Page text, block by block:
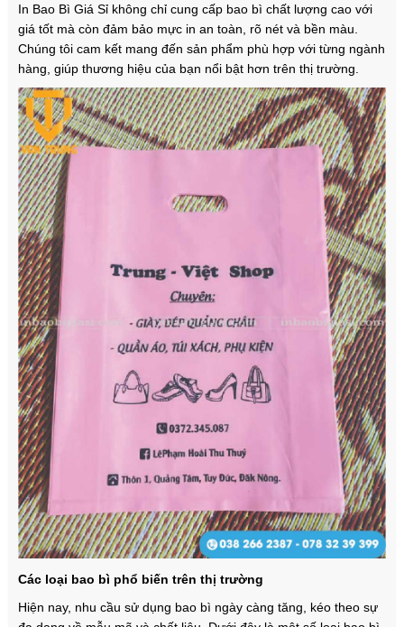
In Bao Bì Giá Sỉ không chỉ cung cấp bao bì chất lượng cao với
giá tốt mà còn đảm bảo mực in an toàn, rõ nét và bền màu.
Chúng tôi cam kết mang đến sản phẩm phù hợp với từng ngành
hàng, giúp thương hiệu của bạn nổi bật hơn trên thị trường.
Các loại bao bì phổ biến trên thị trường
Hiện nay, nhu cầu sử dụng bao bì ngày càng tăng, kéo theo sự